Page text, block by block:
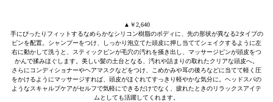
▲￥2,640
手にぴったりフィットするなめらかなシリコン樹脂のボディに、先の形状が異なる2タイプの
ピンを配置。シャンプーをつけ、しっかり泡立てた頭皮に押し当ててシェイクするように左
右に動かして洗うと、スティックピンが毛穴の汚れを掻き出し、マッサージピンが頭皮をつ
かんで揉みほぐします。美しい髪の土台となる、汚れや詰まりの取れたクリアな頭皮へ。
さらにコンディショナーやヘアマスクなどをつけ、こめかみや耳の後ろなどに当てて軽く圧
をかけるようにマッサージすれば、頭皮がほぐれてすっきり軽やかな気分に。ヘッドスパの
ようなスキャルプケアがセルフで気軽にできるだけでなく、疲れたときのリラックスアイテ
ムとしても活躍してくれます。